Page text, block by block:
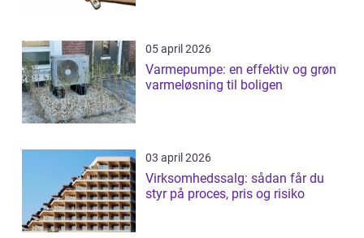
05 april 2026
Varmepumpe: en effektiv og grøn
varmeløsning til boligen
03 april 2026
Virksomhedssalg: sådan får du
styr på proces, pris og risiko